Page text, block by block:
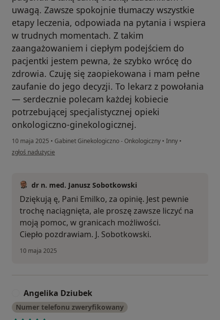
uwagą. Zawsze spokojnie tłumaczy wszystkie
etapy leczenia, odpowiada na pytania i wspiera
w trudnych momentach. Z takim
zaangażowaniem i ciepłym podejściem do
pacjentki jestem pewna, że szybko wrócę do
zdrowia. Czuję się zaopiekowana i mam pełne
zaufanie do jego decyzji. To lekarz z powołania
— serdecznie polecam każdej kobiecie
potrzebującej specjalistycznej opieki
onkologiczno-ginekologicznej.
10 maja 2025 • Gabinet Ginekologiczno - Onkologiczny • Inny •
w opinii użytkownika Emilia Sieroń
zgłoś nadużycie
dr n. med. Janusz Sobotkowski
Dziękują ę, Pani Emilko, za opinię. Jest pewnie
trochę naciągnięta, ale proszę zawsze liczyć na
moją pomoc, w granicach możliwości.
Ciepło pozdrawiam. J. Sobotkowski.
10 maja 2025
Angelika Dziubek
Numer telefonu zweryfikowany